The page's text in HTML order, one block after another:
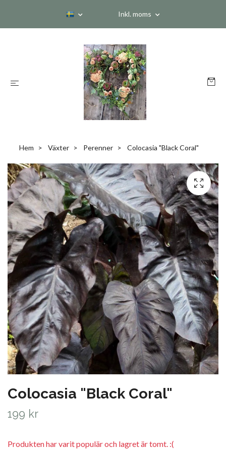
Inkl. moms
Hem Växter Perenner Colocasia "Black Coral"
Colocasia "Black Coral"
199 kr
Produkten har varit populär och lagret är tomt. :(